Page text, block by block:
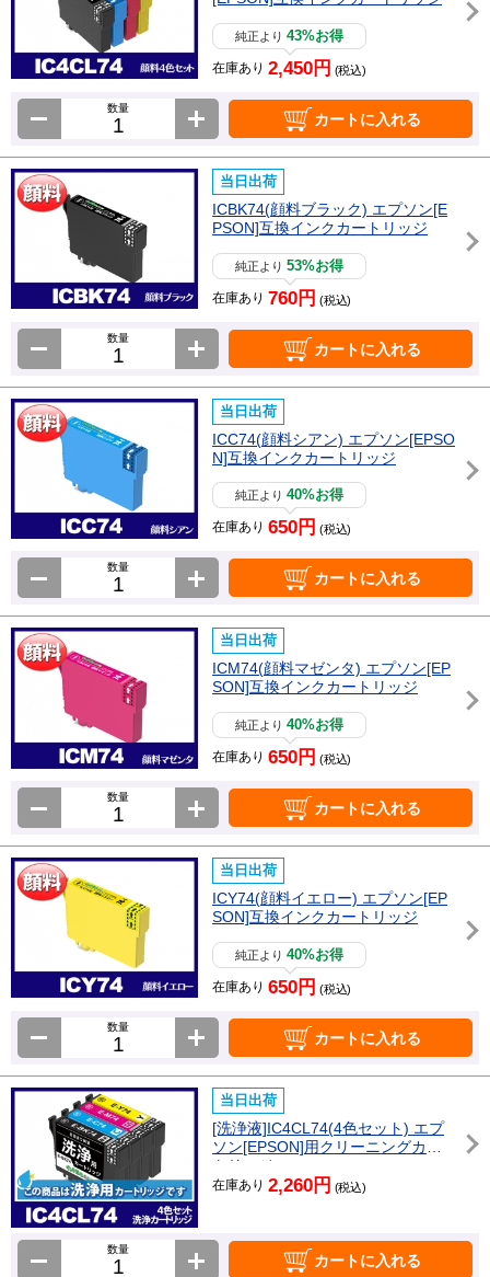
純正より43%お得
在庫あり 2,450円 (税込)
数量
カートに入れる
当日出荷
ICBK74(顔料ブラック) エプソン[E
PSON]互換インクカートリッジ
純正より53%お得
在庫あり 760円 (税込)
数量
カートに入れる
当日出荷
ICC74(顔料シアン) エプソン[EPSO
N]互換インクカートリッジ
純正より40%お得
在庫あり 650円 (税込)
数量
カートに入れる
当日出荷
ICM74(顔料マゼンタ) エプソン[EP
SON]互換インクカートリッジ
純正より40%お得
在庫あり 650円 (税込)
数量
カートに入れる
当日出荷
ICY74(顔料イエロー) エプソン[EP
SON]互換インクカートリッジ
純正より40%お得
在庫あり 650円 (税込)
数量
カートに入れる
当日出荷
[洗浄液]IC4CL74(4色セット) エプ
ソン[EPSON]用クリーニングカー
トリッジ
在庫あり 2,260円 (税込)
数量
カートに入れる